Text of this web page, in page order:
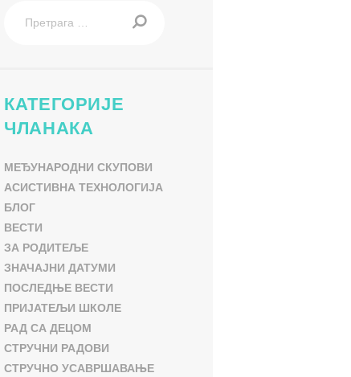
КАТЕГОРИЈЕ
ЧЛАНАКА
МЕЂУНАРОДНИ СКУПОВИ
АСИСТИВНА ТЕХНОЛОГИЈА
БЛОГ
ВЕСТИ
ЗА РОДИТЕЉЕ
ЗНАЧАЈНИ ДАТУМИ
ПОСЛЕДЊЕ ВЕСТИ
ПРИЈАТЕЉИ ШКОЛЕ
РАД СА ДЕЦОМ
СТРУЧНИ РАДОВИ
СТРУЧНО УСАВРШАВАЊЕ